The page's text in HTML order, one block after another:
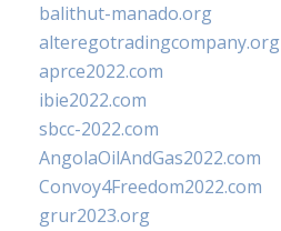
balithut-manado.org
alteregotradingcompany.org
aprce2022.com
ibie2022.com
sbcc-2022.com
AngolaOilAndGas2022.com
Convoy4Freedom2022.com
grur2023.org